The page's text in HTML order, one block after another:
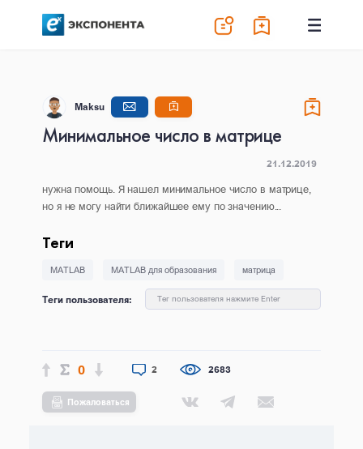
Maksu
Минимальное число в матрице
21.12.2019
нужна помощь. Я нашел минимальное число в матрице,
но я не могу найти ближайшее ему по значению...
Теги
MATLAB MATLAB для образования матрица
Теги пользователя: Тег пользователя нажмите Enter
0 2 2683
Пожаловаться